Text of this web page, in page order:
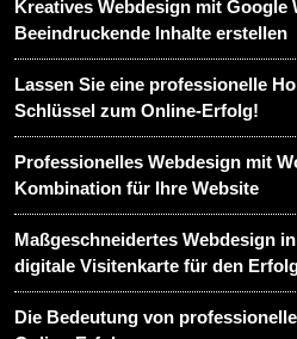
Kreatives Webdesign mit Google
Beeindruckende Inhalte erstellen
Lassen Sie eine professionelle
Schlüssel zum Online-Erfolg!
Professionelles Webdesign mit
Kombination für Ihre Website
Maßgeschneidertes Webdesign
digitale Visitenkarte für den
Die Bedeutung von